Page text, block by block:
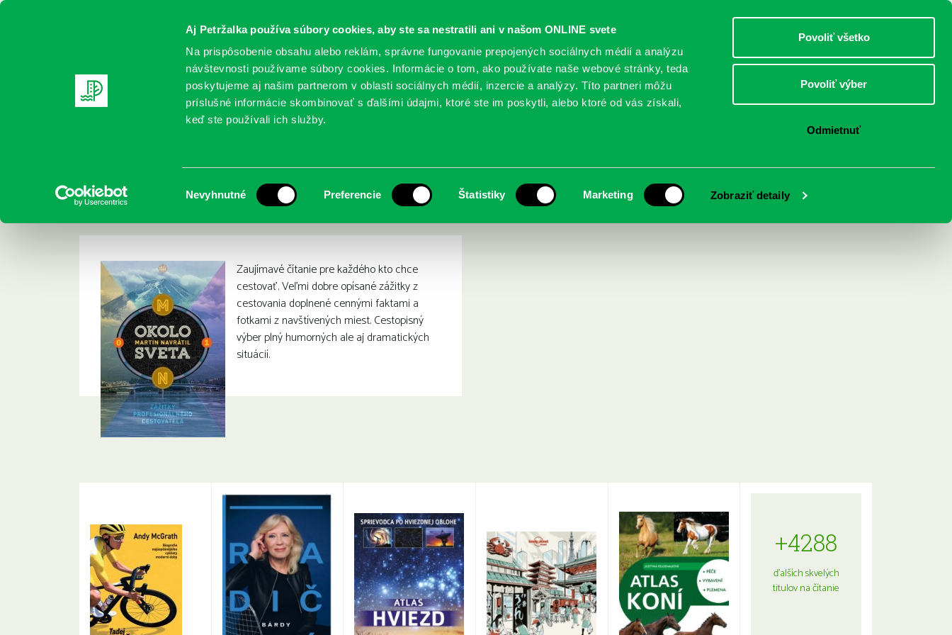
Aj Petržalka používa súbory cookies, aby ste sa nestratili ani v našom ONLINE svete
Na prispôsobenie obsahu alebo reklám, správne fungovanie prepojených sociálnych médií a analýzu
návštevnosti používame súbory cookies. Informácie o tom, ako používate naše webové stránky, teda
poskytujeme aj našim partnerom v oblasti sociálnych médií, inzercie a analýzy. Títo partneri môžu
príslušné informácie skombinovať s ďalšími údajmi, ktoré ste im poskytli, alebo ktoré od vás získali,
keď ste používali ich služby.
súhlasu
Nevyhnutné Preferencie Štatistiky Marketing Zobraziť detaily
Povoliť všetko
Povoliť výber
Odmietnuť
DOSPELÍ
REGISTRUJTE SA ONLINE KATALÓGY SLUŽBY PODUJATIA POBOČKY O KNIŽNICI
Navrátil, Martin: Okolo sveta 1 : zážitky profesionálneho
cestovateľa
Zaujímavé čítanie pre každého kto chce
cestovať. Veľmi dobre opísané zážitky z
cestovania doplnené cennými faktami a
fotkami z navštívených miest. Cestopisný
výber plný humorných ale aj dramatických
situácií.
+4288
ďalších skvelých
titulov na čítanie